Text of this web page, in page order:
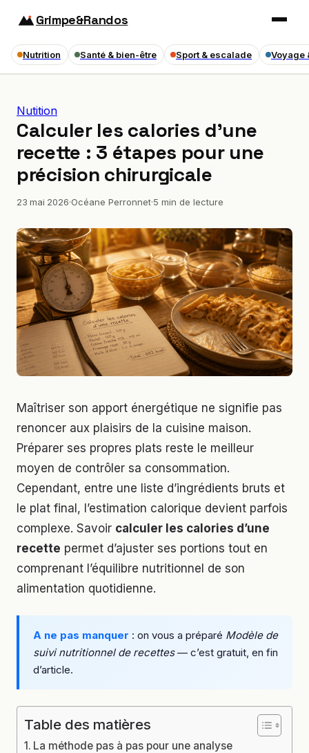
Grimpe&Randos
Nutrition Santé & bien-être Sport & escalade Voyage
Nutition
Calculer les calories d’une
recette : 3 étapes pour une
précision chirurgicale
23 mai 2026·Océane Perronnet·5 min de lecture
Maîtriser son apport énergétique ne signifie pas
renoncer aux plaisirs de la cuisine maison.
Préparer ses propres plats reste le meilleur
moyen de contrôler sa consommation.
Cependant, entre une liste d’ingrédients bruts et
le plat final, l’estimation calorique devient parfois
complexe. Savoir calculer les calories d’une
recette permet d’ajuster ses portions tout en
comprenant l’équilibre nutritionnel de son
alimentation quotidienne.
A ne pas manquer : on vous a préparé Modèle de
suivi nutritionnel de recettes— c’est gratuit, en fin
d’article.
Table des matières
La méthode pas à pas pour une analyse